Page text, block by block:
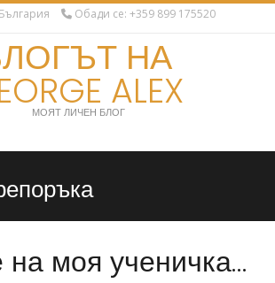
Обади се: +359 899 175520
НА
ALEX
МОЯТ ЛИЧЕН БЛОГ
моя ученичка…